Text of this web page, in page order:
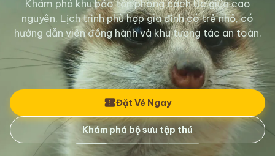
Khám phá khu bảo tồn phong cách Úc giữa cao
nguyên. Lịch trình phù hợp gia đình có trẻ nhỏ, có
hướng dẫn viên đồng hành và khu tương tác an toàn.
Đặt Vé Ngay
Khám phá bộ sưu tập thú